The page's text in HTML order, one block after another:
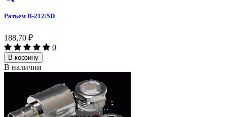
Разъем B-212/5D
188,70 ₽
0
В корзину
В наличии